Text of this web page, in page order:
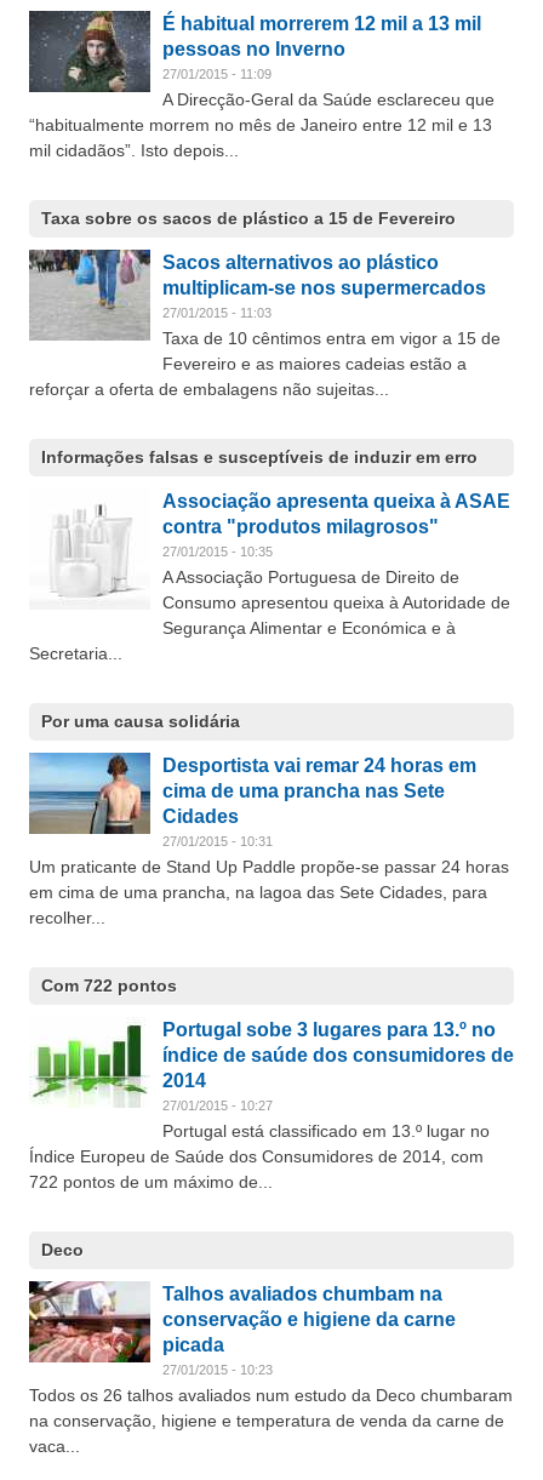
É habitual morrerem 12 mil a 13 mil
pessoas no Inverno
27/01/2015 - 11:09
A Direcção-Geral da Saúde esclareceu que
“habitualmente morrem no mês de Janeiro entre 12 mil e 13
mil cidadãos”. Isto depois...
Taxa sobre os sacos de plástico a 15 de Fevereiro
Sacos alternativos ao plástico
multiplicam-se nos supermercados
27/01/2015 - 11:03
Taxa de 10 cêntimos entra em vigor a 15 de
Fevereiro e as maiores cadeias estão a
reforçar a oferta de embalagens não sujeitas...
Informações falsas e susceptíveis de induzir em erro
Associação apresenta queixa à ASAE
contra "produtos milagrosos"
27/01/2015 - 10:35
A Associação Portuguesa de Direito de
Consumo apresentou queixa à Autoridade de
Segurança Alimentar e Económica e à
Secretaria...
Por uma causa solidária
Desportista vai remar 24 horas em
cima de uma prancha nas Sete
Cidades
27/01/2015 - 10:31
Um praticante de Stand Up Paddle propõe-se passar 24 horas
em cima de uma prancha, na lagoa das Sete Cidades, para
recolher...
Com 722 pontos
Portugal sobe 3 lugares para 13.º no
índice de saúde dos consumidores de
2014
27/01/2015 - 10:27
Portugal está classificado em 13.º lugar no
Índice Europeu de Saúde dos Consumidores de 2014, com
722 pontos de um máximo de...
Deco
Talhos avaliados chumbam na
conservação e higiene da carne
picada
27/01/2015 - 10:23
Todos os 26 talhos avaliados num estudo da Deco chumbaram
na conservação, higiene e temperatura de venda da carne de
vaca...